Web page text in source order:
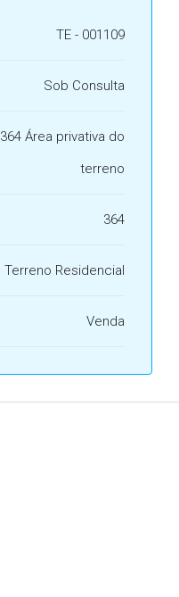
TE - 001109
Sob Consulta
364 Área privativa do
terreno
364
Terreno Residencial
Venda